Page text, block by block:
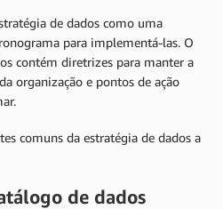
de dados como uma
para implementá-las. O
contém diretrizes para manter a
organização e pontos de ação
comuns da estratégia de dados a
de dados